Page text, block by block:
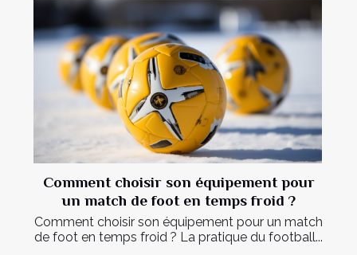
Comment choisir son équipement pour
un match de foot en temps froid ?
Comment choisir son équipement pour un match
de foot en temps froid ? La pratique du football...